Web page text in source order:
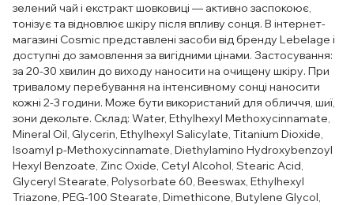
зелений чай і екстракт шовковиці — активно заспокоює,
тонізує та відновлює шкіру після впливу сонця. В інтернет-
магазині Cosmic представлені засоби від бренду Lebelage і
доступні до замовлення за вигідними цінами. Застосування:
за 20-30 хвилин до виходу наносити на очищену шкіру. При
тривалому перебування на інтенсивному сонці наносити
кожні 2-3 години. Може бути використаний для обличчя, шиї,
зони декольте. Склад: Water, Ethylhexyl Methoxycinnamate,
Mineral Oil, Glycerin, Ethylhexyl Salicylate, Titanium Dioxide,
Isoamyl p-Methoxycinnamate, Diethylamino Hydroxybenzoyl
Hexyl Benzoate, Zinc Oxide, Cetyl Alcohol, Stearic Acid,
Glyceryl Stearate, Polysorbate 60, Beeswax, Ethylhexyl
Triazone, PEG-100 Stearate, Dimethicone, Butylene Glycol,